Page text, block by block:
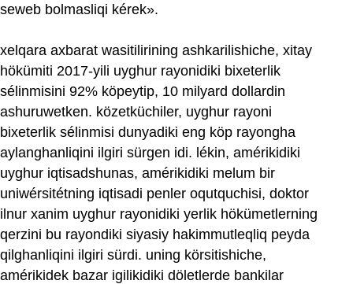
seweb bolmasliqi kérek».
xelqara axbarat wasitilirining ashkarilishiche, xitay
hökümiti 2017‏-yili uyghur rayonidiki bixeterlik
sélinmisini 92% köpeytip, 10 milyard dollardin
ashuruwetken. közetküchiler, uyghur rayoni
bixeterlik sélinmisi dunyadiki eng köp rayongha
aylanghanliqini ilgiri sürgen idi. lékin, amérikidiki
uyghur iqtisadshunas, amérikidiki melum bir
uniwérsitétning iqtisadi penler oqutquchisi, doktor
ilnur xanim uyghur rayonidiki yerlik hökümetlerning
qerzini bu rayondiki siyasiy hakimmutleqliq peyda
qilghanliqini ilgiri sürdi. uning körsitishiche,
amérikidek bazar igilikidiki döletlerde bankilar